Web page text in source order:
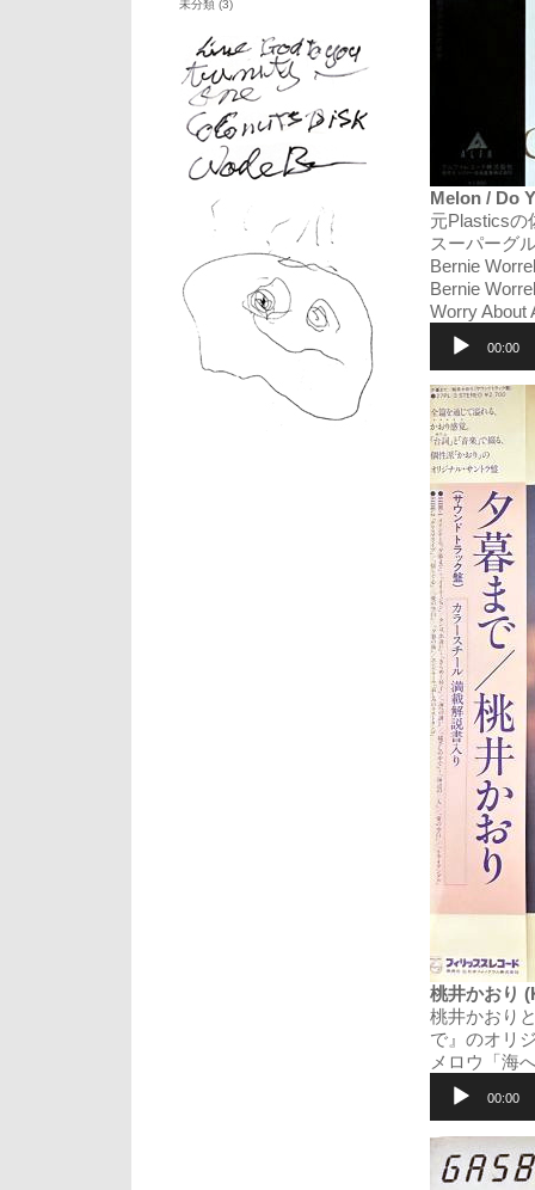
Melon / Do
元Plasticsの
スーパーグ
Bernie
Bernie
Worry About
プ
レ
ー
ヤ
ー
00:00
桃井かおり
桃井かおり
で』のオリ
メロウ「海
プ
レ
ヤ
00:00
未分類 (3)